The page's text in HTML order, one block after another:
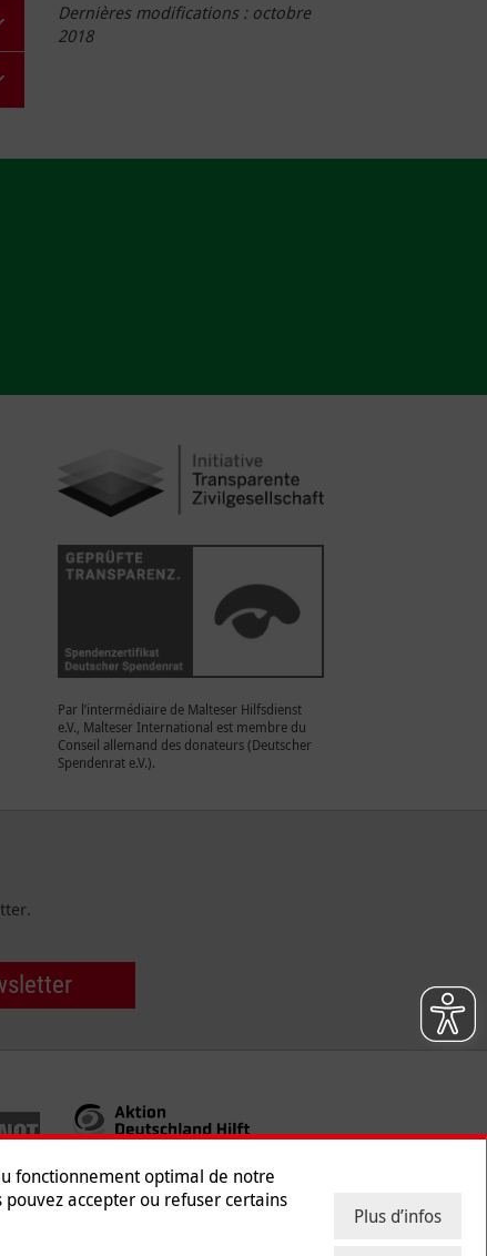
Dernières modifications : octobre
2018
Par l’intermédiaire de Malteser Hilfsdienst
e.V., Malteser International est membre du
Conseil allemand des donateurs (Deutscher
Spendenrat e.V.).
fonctionnement optimal de notre
accepter ou refuser certains
Plus d’infos